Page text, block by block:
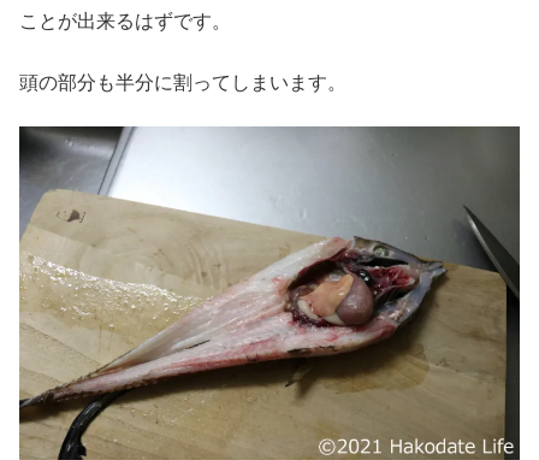
ことが出来るはずです。
頭の部分も半分に割ってしまいます。